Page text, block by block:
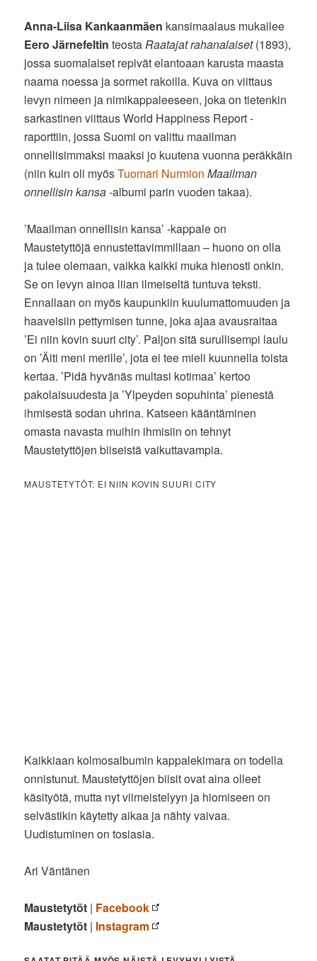
Anna-Liisa Kankaanmäen kansimaalaus mukailee
Eero Järnefeltin teostaRaatajat rahanalaiset(1893),
jossa suomalaiset repivät elantoaan karusta maasta
naama noessa ja sormet rakoilla. Kuva on viittaus
levyn nimeen ja nimikappaleeseen, joka on tietenkin
sarkastinen viittaus World Happiness Report -
raporttiin, jossa Suomi on valittu maailman
onnellisimmaksi maaksi jo kuutena vuonna peräkkäin
(niin kuin oli myösTuomari Nurmion Maailman
onnellisin kansa-albumi parin vuoden takaa).
’Maailman onnellisin kansa’ -kappale on
Maustetyttöjä ennustettavimmillaan – huono on olla
ja tulee olemaan, vaikka kaikki muka hienosti onkin.
Se on levyn ainoa liian ilmeiseltä tuntuva teksti.
Ennallaan on myös kaupunkiin kuulumattomuuden ja
haaveisiin pettymisen tunne, joka ajaa avausraitaa
’Ei niin kovin suuri city’. Paljon sitä surullisempi laulu
on ’Äiti meni merille’, jota ei tee mieli kuunnella toista
kertaa. ’Pidä hyvänäs multasi kotimaa’ kertoo
pakolaisuudesta ja ’Ylpeyden sopuhinta’ pienestä
ihmisestä sodan uhrina. Katseen kääntäminen
omasta navasta muihin ihmisiin on tehnyt
Maustetyttöjen biiseistä vaikuttavampia.
MAUSTETYTÖT: EI NIIN KOVIN SUURI CITY
Kaikkiaan kolmosalbumin kappalekimara on todella
onnistunut. Maustetyttöjen biisit ovat aina olleet
käsityötä, mutta nyt viimeistelyyn ja hiomiseen on
selvästikin käytetty aikaa ja nähty vaivaa.
Uudistuminen on tosiasia.
Ari Väntänen
Maustetytöt | Facebook
Maustetytöt | Instagram